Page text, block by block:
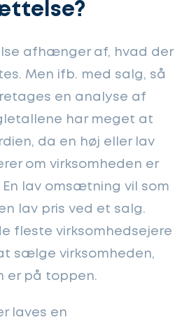
afhænger af, hvad der
Men ifb. med salg, så
en analyse af
har meget at
da en høj eller lav
om virksomheden er
lav omsætning vil som
lav pris ved et salg.
fleste virksomhedsejere
sælge virksomheden,
er på toppen.
laves en